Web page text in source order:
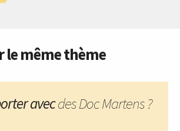
le même thème
avecdes Doc Martens ?